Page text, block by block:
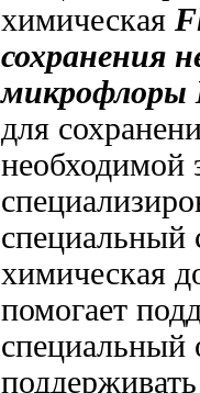
химическая
сохранения
микрофлоры
для
необходимой
специальный
химическая
помогает
специальный